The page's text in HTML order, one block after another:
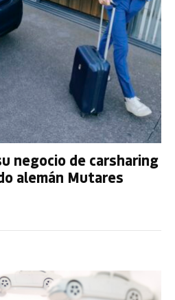
negocio de carsharing
alemán Mutares